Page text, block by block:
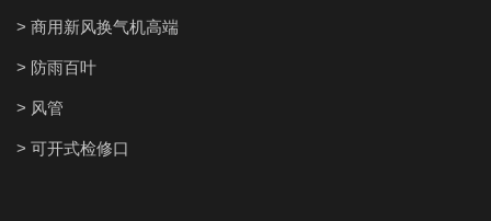
> 商用新风换气机高端
> 防雨百叶
> 风管
> 可开式检修口